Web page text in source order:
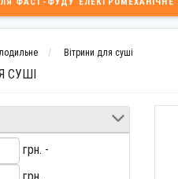
Вітрини для суші
СУШІ
грн. -